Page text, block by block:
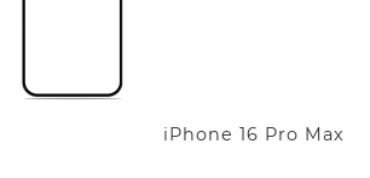
iPhone 16 Pro Max